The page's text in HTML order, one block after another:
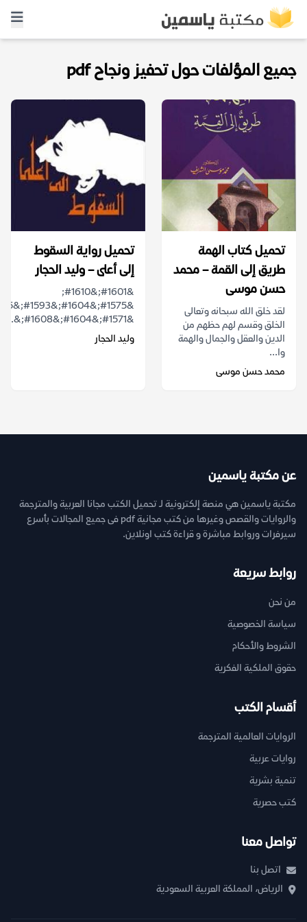
جميع المؤلفات حول تحفيز ونجاح pdf
تحميل كتاب الهمة
طريق إلى القمة – محمد
حسن موسى
لقد خلق الله سبحانه وتعالى
الخلق وقسم لهم حظهم من
الدين والعقل والجمال والهمة
وا...
محمد حسن موسى
تحميل رواية السقوط
إلى أعلى – وليد الحجار
&#1601;&#1610;
&#1571;&#1604;&#1608;&...
وليد الحجار
عن مكتبة ياسمين
مكتبة ياسمين هي منصة إلكترونية لـ تحميل الكتب مجانا العربية والمترجمة
والروايات والقصص وغيرها من كتب مجانية pdf فى جميع المجالات بأسرع
سيرفرات وروابط مباشرة و قراءة كتب اونلاين.
روابط سريعة
من نحن
سياسة الخصوصية
الشروط والأحكام
حقوق الملكية الفكرية
أقسام الكتب
الروايات العالمية المترجمة
روايات عربية
تنمية بشرية
كتب حصرية
تواصل معنا
اتصل بنا
الرياض، المملكة العربية السعودية